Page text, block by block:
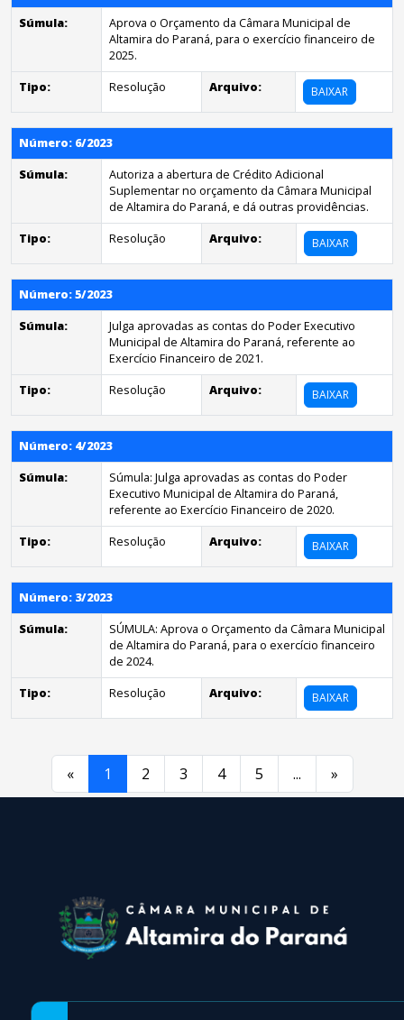
Súmula:
Aprova o Orçamento da Câmara Municipal de
Altamira do Paraná, para o exercício financeiro de
2025.
Tipo: Resolução Arquivo: BAIXAR
Número: 6/2023
Súmula:
Autoriza a abertura de Crédito Adicional
Suplementar no orçamento da Câmara Municipal
de Altamira do Paraná, e dá outras providências.
Tipo: Resolução Arquivo: BAIXAR
Número: 5/2023
Súmula:
Julga aprovadas as contas do Poder Executivo
Municipal de Altamira do Paraná, referente ao
Exercício Financeiro de 2021.
Tipo: Resolução Arquivo: BAIXAR
Número: 4/2023
Súmula:
Súmula: Julga aprovadas as contas do Poder
Executivo Municipal de Altamira do Paraná,
referente ao Exercício Financeiro de 2020.
Tipo: Resolução Arquivo: BAIXAR
Número: 3/2023
Súmula:
SÚMULA: Aprova o Orçamento da Câmara Municipal
de Altamira do Paraná, para o exercício financeiro
de 2024.
Tipo: Resolução Arquivo: BAIXAR
« 1 2 3 4 5 ... »